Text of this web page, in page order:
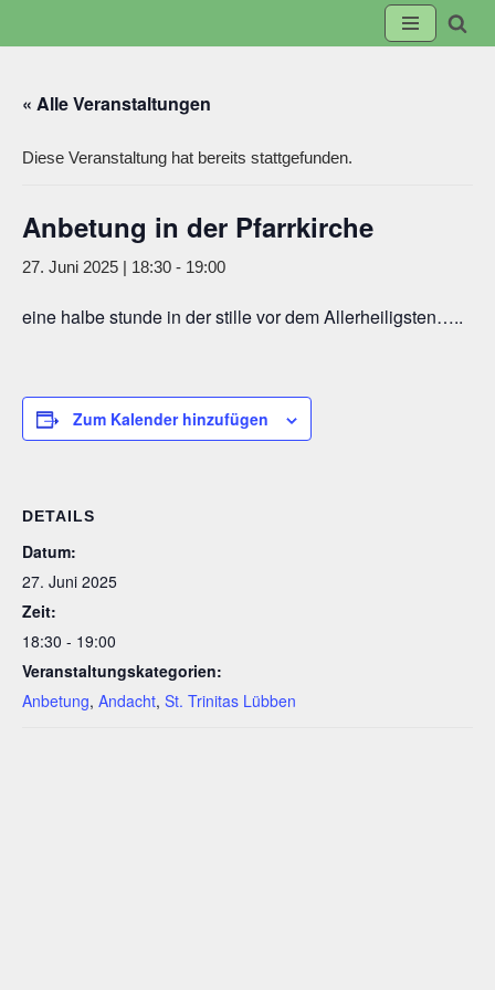
springen
« Alle Veranstaltungen
Diese Veranstaltung hat bereits stattgefunden.
Anbetung in der Pfarrkirche
27. Juni 2025 | 18:30 - 19:00
eine halbe stunde in der stille vor dem Allerheiligsten…..
Zum Kalender hinzufügen
DETAILS
Datum:
27. Juni 2025
Zeit:
18:30 - 19:00
Veranstaltungskategorien:
Anbetung, Andacht, St. Trinitas Lübben